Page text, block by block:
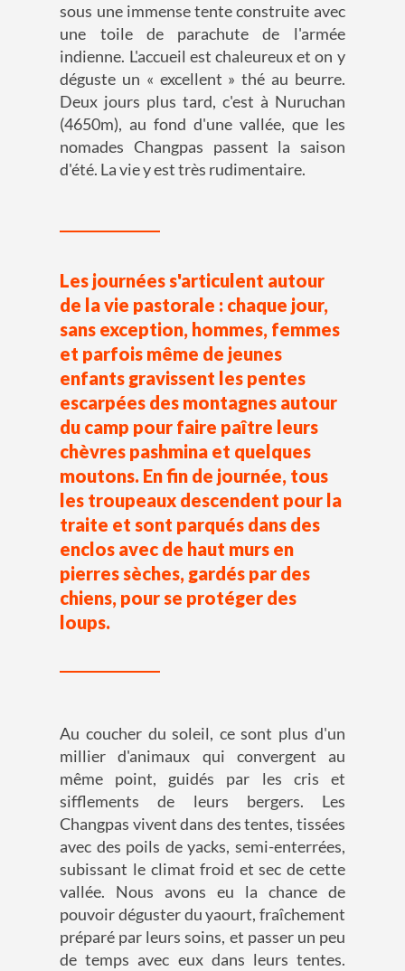
sous une immense tente construite avec
une toile de parachute de l'armée
indienne. L'accueil est chaleureux et on y
déguste un « excellent » thé au beurre.
Deux jours plus tard, c'est à Nuruchan
(4650m), au fond d'une vallée, que les
nomades Changpas passent la saison
d'été. La vie y est très rudimentaire.
Les journées s'articulent autour
de la vie pastorale : chaque jour,
sans exception, hommes, femmes
et parfois même de jeunes
enfants gravissent les pentes
escarpées des montagnes autour
du camp pour faire paître leurs
chèvres pashmina et quelques
moutons. En fin de journée, tous
les troupeaux descendent pour la
traite et sont parqués dans des
enclos avec de haut murs en
pierres sèches, gardés par des
chiens, pour se protéger des
loups.
Au coucher du soleil, ce sont plus d'un
millier d'animaux qui convergent au
même point, guidés par les cris et
sifflements de leurs bergers. Les
Changpas vivent dans des tentes, tissées
avec des poils de yacks, semi-enterrées,
subissant le climat froid et sec de cette
vallée. Nous avons eu la chance de
pouvoir déguster du yaourt, fraîchement
préparé par leurs soins, et passer un peu
de temps avec eux dans leurs tentes.